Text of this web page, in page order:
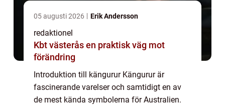
05 augusti 2026 Erik Andersson
redaktionel
Kbt västerås en praktisk väg mot
förändring
Introduktion till kängurur Kängurur är
fascinerande varelser och samtidigt en av
de mest kända symbolerna för Australien.